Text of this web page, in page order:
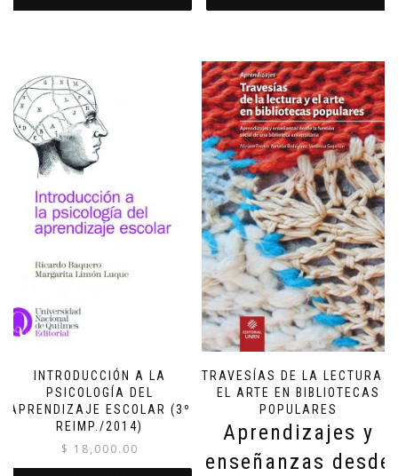
INTRODUCCIÓN A LA
PSICOLOGÍA DEL
APRENDIZAJE ESCOLAR (3º
REIMP./2014)
$ 18,000.00
TRAVESÍAS DE LA LECTURA Y
EL ARTE EN BIBLIOTECAS
POPULARES
Aprendizajes y
enseñanzas desde